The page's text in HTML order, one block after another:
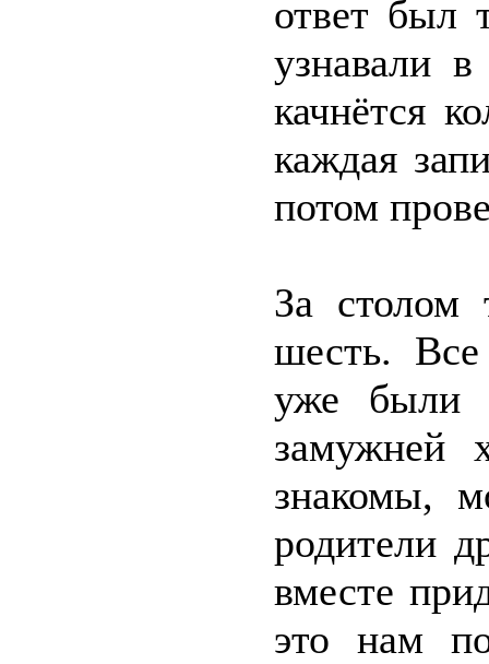
ответ был
узнавали
качнётся
каждая
потом
За столом
шесть.
уже были
замужней
знакомы,
родители
вместе
это нам